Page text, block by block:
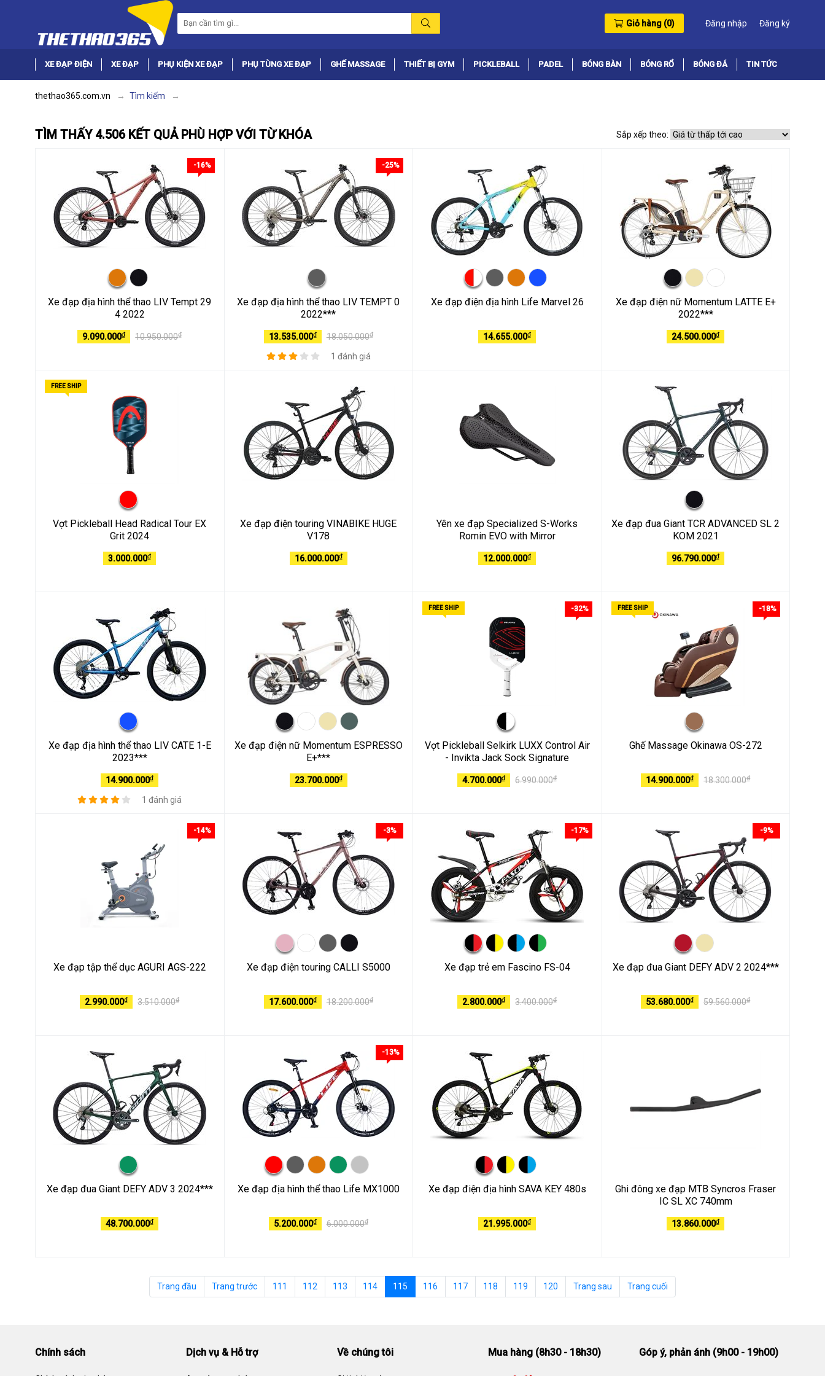
Giỏ hàng (0) Đăng nhập Đăng ký
XE ĐẠP ĐIỆN XE ĐẠP PHỤ KIỆN XE ĐẠP PHỤ TÙNG XE ĐẠP GHẾ MASSAGE THIẾT BỊ GYM PICKLEBALL PADEL BÓNG BÀN BÓNG RỔ BÓNG ĐÁ TIN TỨC
thethao365.com.vn Tìm kiếm
TÌM THẤY 4.506 KẾT QUẢ PHÙ HỢP VỚI TỪ KHÓA Sắp xếp theo:
-16%
Xe đạp địa hình thể thao LIV Tempt 29
4 2022
9.090.000₫ 10.950.000₫
-25%
Xe đạp địa hình thể thao LIV TEMPT 0
2022***
13.535.000₫ 18.050.000₫
1 đánh giá
Xe đạp điện địa hình Life Marvel 26
14.655.000₫
Xe đạp điện nữ Momentum LATTE E+
2022***
24.500.000₫
FREE SHIP
Vợt Pickleball Head Radical Tour EX
Grit 2024
3.000.000₫
Xe đạp điện touring VINABIKE HUGE
V178
16.000.000₫
Yên xe đạp Specialized S-Works
Romin EVO with Mirror
12.000.000₫
Xe đạp đua Giant TCR ADVANCED SL 2
KOM 2021
96.790.000₫
Xe đạp địa hình thể thao LIV CATE 1-E
2023***
14.900.000₫
1 đánh giá
Xe đạp điện nữ Momentum ESPRESSO
E+***
23.700.000₫
-32%
FREE SHIP
Vợt Pickleball Selkirk LUXX Control Air
- Invikta Jack Sock Signature
4.700.000₫ 6.990.000₫
-18%
FREE SHIP
Ghế Massage Okinawa OS-272
14.900.000₫ 18.300.000₫
-14%
Xe đạp tập thể dục AGURI AGS-222
2.990.000₫ 3.510.000₫
-3%
Xe đạp điện touring CALLI S5000
17.600.000₫ 18.200.000₫
-17%
Xe đạp trẻ em Fascino FS-04
2.800.000₫ 3.400.000₫
-9%
Xe đạp đua Giant DEFY ADV 2 2024***
53.680.000₫ 59.560.000₫
Xe đạp đua Giant DEFY ADV 3 2024***
48.700.000₫
-13%
Xe đạp địa hình thể thao Life MX1000
5.200.000₫ 6.000.000₫
Xe đạp điện địa hình SAVA KEY 480s
21.995.000₫
Ghi đông xe đạp MTB Syncros Fraser
IC SL XC 740mm
13.860.000₫
Trang đầu Trang trước 111 112 113 114 115 116 117 118 119 120 Trang sau Trang cuối
Chính sách Dịch vụ & Hỗ trợ Về chúng tôi Mua hàng (8h30 - 18h30) Góp ý, phản ánh (9h00 - 19h00)